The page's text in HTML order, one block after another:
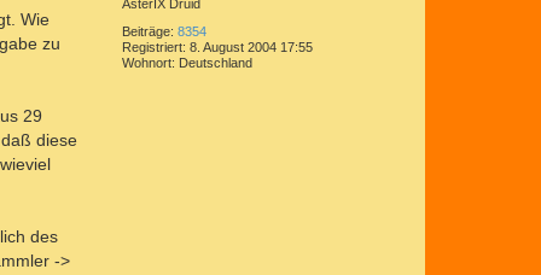
AsterIX Druid
Beiträge: 8354
Registriert: 8. August 2004 17:55
Wohnort: Deutschland
Wie
zu
29
diese
des
->